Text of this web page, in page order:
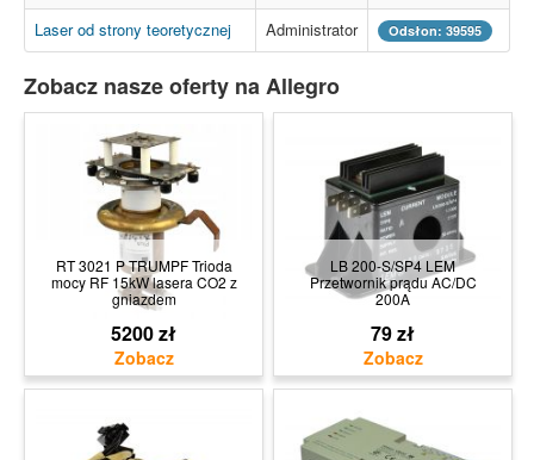
Laser od strony teoretycznej Administrator Odsłon: 39595
Zobacz nasze oferty na Allegro
RT 3021 P TRUMPF Trioda
mocy RF 15kW lasera CO2 z
gniazdem
5200 zł
LB 200-S/SP4 LEM
Przetwornik prądu AC/DC
200A
79 zł